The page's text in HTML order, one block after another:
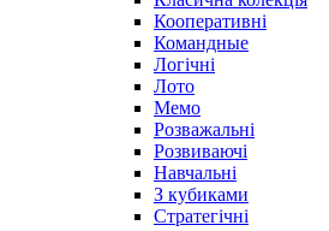
Кооперативні
Командные
Логічні
Лото
Мемо
Розважальні
Розвиваючі
Навчальні
З кубиками
Стратегічні